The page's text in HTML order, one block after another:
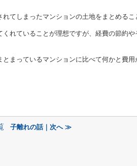
てしまったマンションの土地をまとめるこ
れていることが理想ですが、経費の節約
まっているマンションに比べて何かと費
子離れの話｜次へ ≫